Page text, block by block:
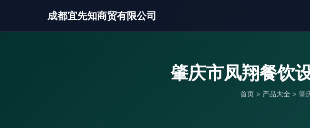
成都宜先知商贸有限公司
肇庆市凤翔餐饮
首页 > 产品大全 > 肇